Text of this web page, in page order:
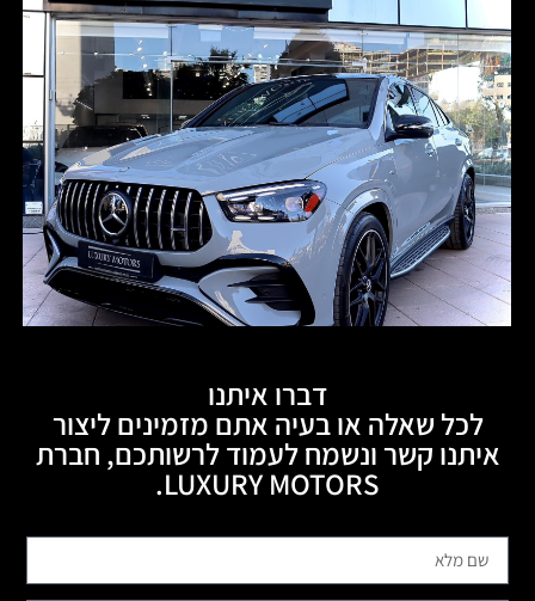
דברו איתנו
לכל שאלה או בעיה אתם מזמינים ליצור
איתנו קשר ונשמח לעמוד לרשותכם, חברת
LUXURY MOTORS.